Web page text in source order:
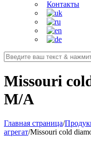
Контакты
Missouri
M/A
Главная страница/
агрегат/Missouri cold